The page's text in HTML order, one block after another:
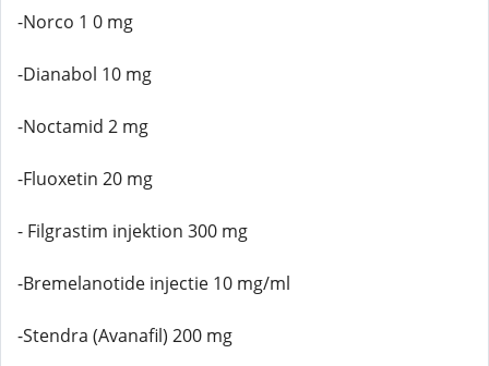
-Norco 1 0 mg
-Dianabol 10 mg
-Noctamid 2 mg
-Fluoxetin 20 mg
- Filgrastim injektion 300 mg
-Bremelanotide injectie 10 mg/ml
-Stendra (Avanafil) 200 mg